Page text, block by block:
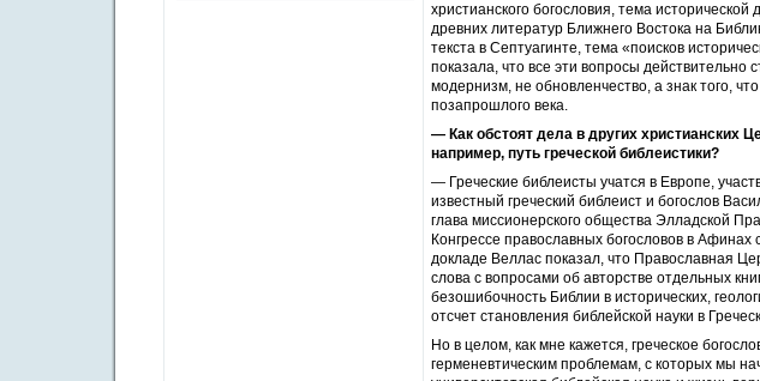
христианского богословия, тема
древних литератур Ближнего Востока на
текста в Септуагинте, тема «поисков
показала, что все эти вопросы действительно
модернизм, не обновленчество, а знак того,
позапрошлого века.
— Как обстоят дела в других хрис­тианских
например, путь греческой библеистики?
— Греческие библеисты учатся в Европе,
известный греческий библеист и богослов
глава миссионерского общества Элладской
Конгрессе православных богословов в
докладе Веллас показал, что Православная
слова с вопросами об авторстве отдельных
безошибочность Библии в исторических,
отсчет становления библейской науки в
Но в целом, как мне кажется, греческое
герменевтическим проблемам, с которых мы